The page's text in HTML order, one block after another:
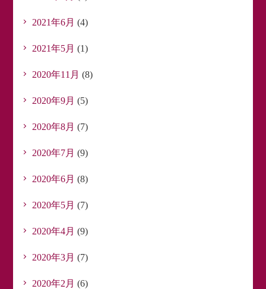
2021年6月 (4)
2021年5月 (1)
2020年11月 (8)
2020年9月 (5)
2020年8月 (7)
2020年7月 (9)
2020年6月 (8)
2020年5月 (7)
2020年4月 (9)
2020年3月 (7)
2020年2月 (6)